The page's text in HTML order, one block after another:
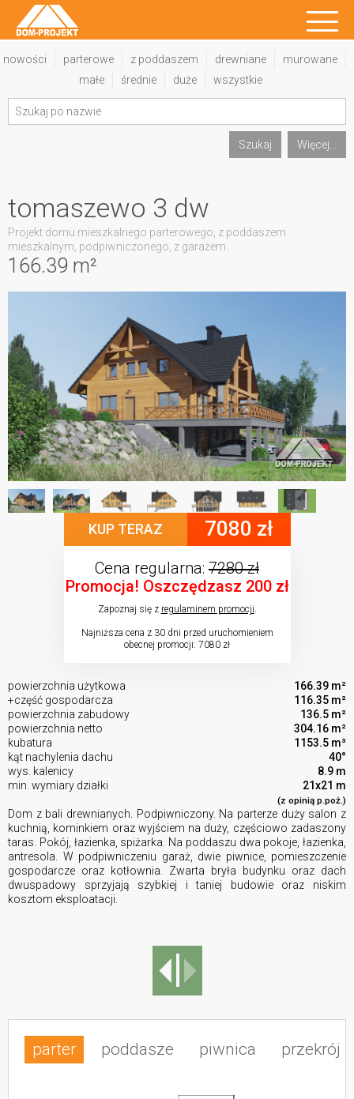
nowości parterowe z poddaszem drewniane
murowane
małe
średnie duże wszystkie
Szukaj Więcej...
166.39 m²
tomaszewo 3 dw
Projekt domu mieszkalnego parterowego, z poddaszem
mieszkalnym, podpiwniczonego, z garażem.
KUP TERAZ 7080 zł
Cena regularna: 7280 zł
Promocja! Oszczędzasz 200 zł
Zapoznaj się z regulaminem promocji
Najniższa cena z 30 dni przed uruchomieniem
obecnej promocji: 7080 zł
powierzchnia użytkowa
166.39 m²
+część gospodarcza
116.35 m²
powierzchnia zabudowy
136.5 m²
powierzchnia netto
304.16 m²
kubatura
1153.5 m³
kąt nachylenia dachu
40°
wys. kalenicy
8.9 m
min. wymiary działki
21x21 m
(z opinią p.poż.)
Dom z bali drewnianych. Podpiwniczony. Na parterze duży salon z
kuchnią, kominkiem oraz wyjściem na duży, częściowo zadaszony
taras. Pokój, łazienka, spiżarka. Na poddaszu dwa pokoje, łazienka,
antresola. W podpiwniczeniu garaż, dwie piwnice, pomieszczenie
gospodarcze oraz kotłownia. Zwarta bryła budynku oraz dach
dwuspadowy sprzyjają szybkiej i taniej budowie oraz niskim
kosztom eksploatacji.
parter poddasze piwnica przekrój